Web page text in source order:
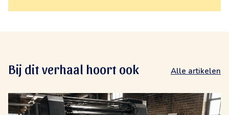
Bij dit verhaal hoort ook Alle artikelen